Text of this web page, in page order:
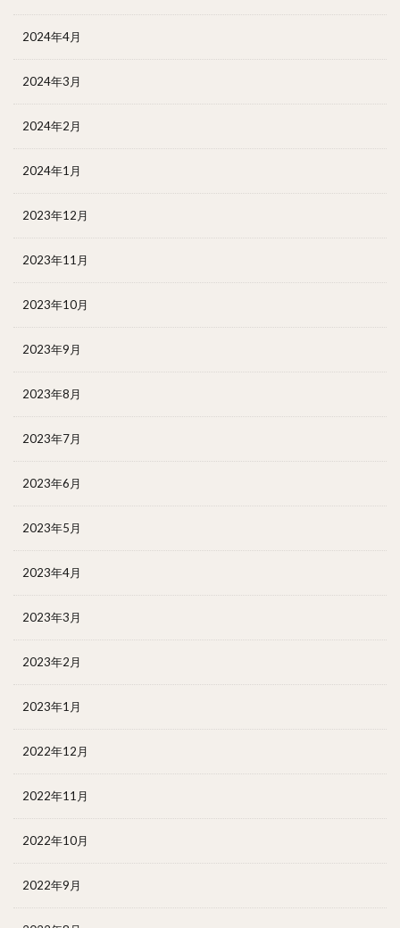
2024年4月
2024年3月
2024年2月
2024年1月
2023年12月
2023年11月
2023年10月
2023年9月
2023年8月
2023年7月
2023年6月
2023年5月
2023年4月
2023年3月
2023年2月
2023年1月
2022年12月
2022年11月
2022年10月
2022年9月